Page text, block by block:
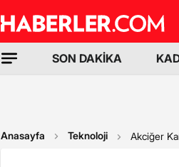
SON DAKİKA
Anasayfa Teknoloji Akciğer